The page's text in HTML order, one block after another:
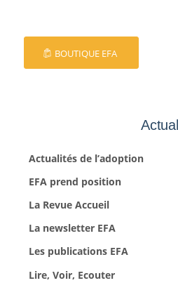
BOUTIQUE EFA
Actualités de l’adoption
EFA prend position
La Revue Accueil
La newsletter EFA
Les publications EFA
Lire, Voir, Ecouter